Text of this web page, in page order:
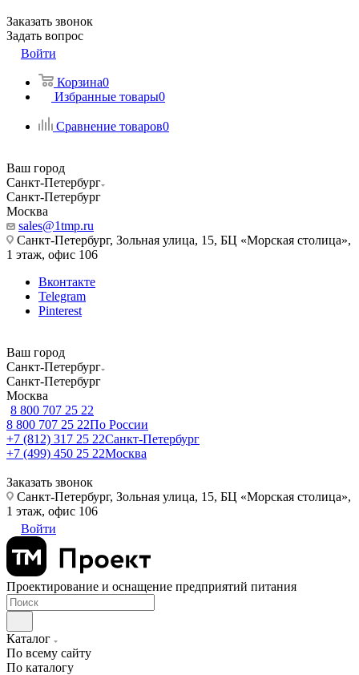
Заказать звонок
Задать вопрос
Войти
Корзина0
Избранные товары0
Сравнение товаров0
Ваш город
Санкт-Петербург
Санкт-Петербург
Москва
sales@1tmp.ru
Санкт-Петербург, Зольная улица, 15, БЦ «Морская столица»,
1 этаж, офис 106
Вконтакте
Telegram
Pinterest
Ваш город
Санкт-Петербург
Санкт-Петербург
Москва
8 800 707 25 22
8 800 707 25 22По России
+7 (812) 317 25 22Санкт-Петербург
+7 (499) 450 25 22Москва
Заказать звонок
Санкт-Петербург, Зольная улица, 15, БЦ «Морская столица»,
1 этаж, офис 106
Войти
Проектирование и оснащение предприятий питания
Каталог
По всему сайту
По каталогу